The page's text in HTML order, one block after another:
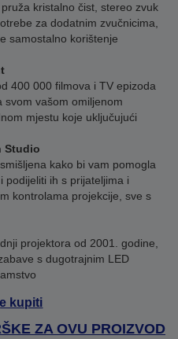
kristalno čist, stereo zvuk
za dodatnim zvučnicima,
samostalno korištenje
400 000 filmova i TV epizoda
svom vašom omiljenom
mjestu koje uključujući
Studio
kako bi vam pomogla
podijeliti ih s prijateljima i
kontrolama projekcije, sve s
projektora od 2001. godine,
s dugotrajnim LED
kupiti
ZA OVU PROIZVOD